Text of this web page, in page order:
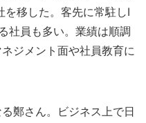
移した。客先に常駐しI
社員も多い。業績は順調
ジメント面や社員教育に
鄭さん。ビジネス上で日